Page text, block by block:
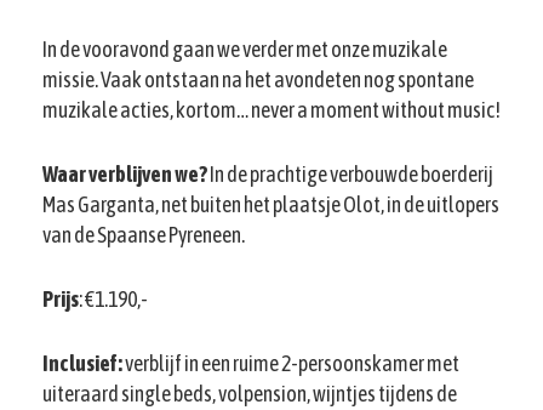
In de vooravond gaan we verder met onze muzikale
missie. Vaak ontstaan na het avondeten nog spontane
muzikale acties, kortom… never a moment without music!
Waar verblijven we?In de prachtige verbouwde boerderij
Mas Garganta, net buiten het plaatsje Olot, in de uitlopers
van de Spaanse Pyreneen.
Prijs: €1.190,-
Inclusief:verblijf in een ruime 2-persoonskamer met
uiteraard single beds, volpension, wijntjes tijdens de